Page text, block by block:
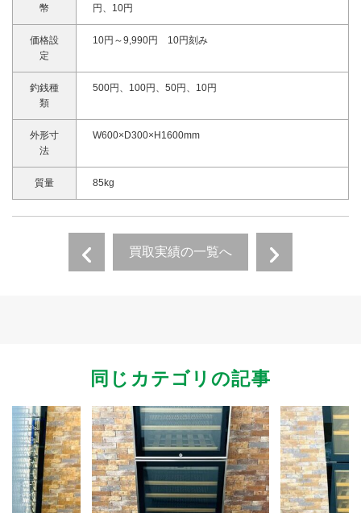
幣
円、10円
価格設
定
10円～9,990円 10円刻み
釣銭種
類
500円、100円、50円、10円
外形寸
法
W600×D300×H1600mm
質量 85kg
買取実績の一覧へ
同じカテゴリの記事